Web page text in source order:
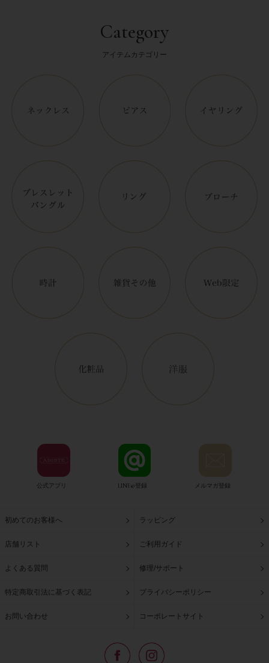
Category
アイテムカテゴリー
公式アプリ LINE@登録 メルマガ登録
初めてのお客様へ ラッピング
店舗リスト ご利用ガイド
よくある質問 修理/サポート
特定商取引法に基づく表記 プライバシーポリシー
お問い合わせ コーポレートサイト